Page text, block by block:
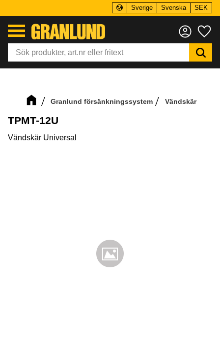
Sverige Svenska SEK
Granlund försänkningssystem Vändskär
TPMT-12U
Vändskär Universal